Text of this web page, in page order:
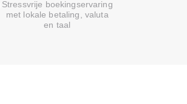
Stressvrije boekingservaring
met lokale betaling, valuta
en taal